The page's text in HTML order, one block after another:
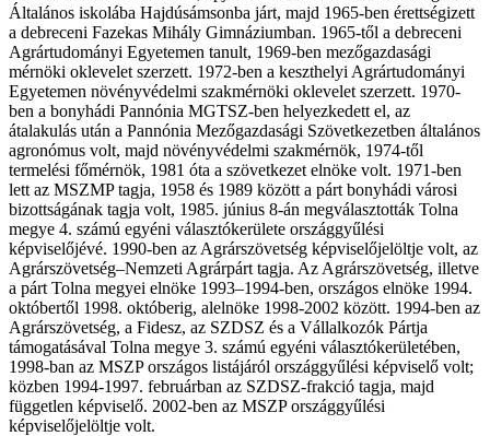
Általános iskolába Hajdúsámsonba járt, majd 1965-ben érettségizett
a debreceni Fazekas Mihály Gimnáziumban. 1965-től a debreceni
Agrártudományi Egyetemen tanult, 1969-ben mezőgazdasági
mérnöki oklevelet szerzett. 1972-ben a keszthelyi Agrártudományi
Egyetemen növényvédelmi szakmérnöki oklevelet szerzett. 1970-
ben a bonyhádi Pannónia MGTSZ-ben helyezkedett el, az
átalakulás után a Pannónia Mezőgazdasági Szövetkezetben általános
agronómus volt, majd növényvédelmi szakmérnök, 1974-től
termelési főmérnök, 1981 óta a szövetkezet elnöke volt. 1971-ben
lett az MSZMP tagja, 1958 és 1989 között a párt bonyhádi városi
bizottságának tagja volt, 1985. június 8-án megválasztották Tolna
megye 4. számú egyéni választókerülete országgyűlési
képviselőjévé. 1990-ben az Agrárszövetség képviselőjelöltje volt, az
Agrárszövetség–Nemzeti Agrárpárt tagja. Az Agrárszövetség, illetve
a párt Tolna megyei elnöke 1993–1994-ben, országos elnöke 1994.
októbertől 1998. októberig, alelnöke 1998-2002 között. 1994-ben az
Agrárszövetség, a Fidesz, az SZDSZ és a Vállalkozók Pártja
támogatásával Tolna megye 3. számú egyéni választókerületében,
1998-ban az MSZP országos listájáról országgyűlési képviselő volt;
közben 1994-1997. februárban az SZDSZ-frakció tagja, majd
független képviselő. 2002-ben az MSZP országgyűlési
képviselőjelöltje volt.